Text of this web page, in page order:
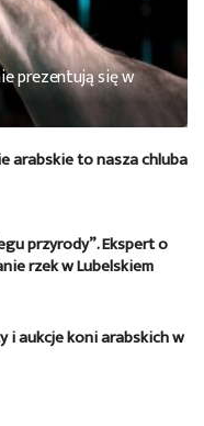
prezentują się w
arabskie to nasza chluba
przyrody”. Ekspert o
rzek w Lubelskiem
i aukcje koni arabskich w